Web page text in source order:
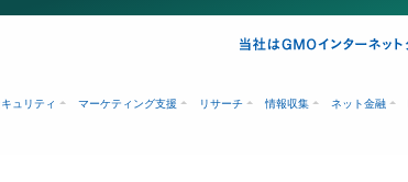
ュリティ マーケティング支援 リサーチ 情報収集 ネット金融